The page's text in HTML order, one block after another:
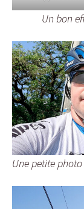
Un bon
Une petite